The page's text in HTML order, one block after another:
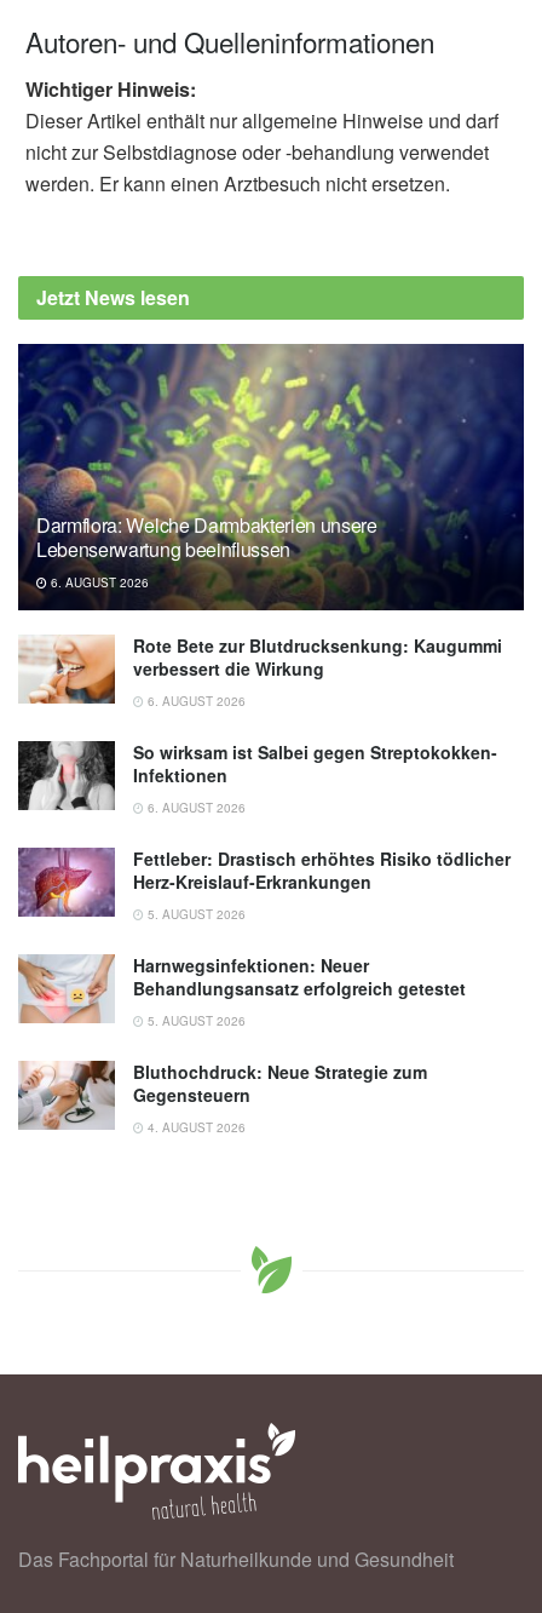
Autoren- und Quelleninformationen
Wichtiger Hinweis:
Dieser Artikel enthält nur allgemeine Hinweise und darf
nicht zur Selbstdiagnose oder -behandlung verwendet
werden. Er kann einen Arztbesuch nicht ersetzen.
Jetzt News lesen
Darmflora: Welche Darmbakterien unsere
Lebenserwartung beeinflussen
6. AUGUST 2026
Rote Bete zur Blutdrucksenkung: Kaugummi
verbessert die Wirkung
6. AUGUST 2026
So wirksam ist Salbei gegen Streptokokken-
Infektionen
6. AUGUST 2026
Fettleber: Drastisch erhöhtes Risiko tödlicher
Herz-Kreislauf-Erkrankungen
5. AUGUST 2026
Harnwegsinfektionen: Neuer
Behandlungsansatz erfolgreich getestet
5. AUGUST 2026
Bluthochdruck: Neue Strategie zum
Gegensteuern
4. AUGUST 2026
Das Fachportal für Naturheilkunde und Gesundheit